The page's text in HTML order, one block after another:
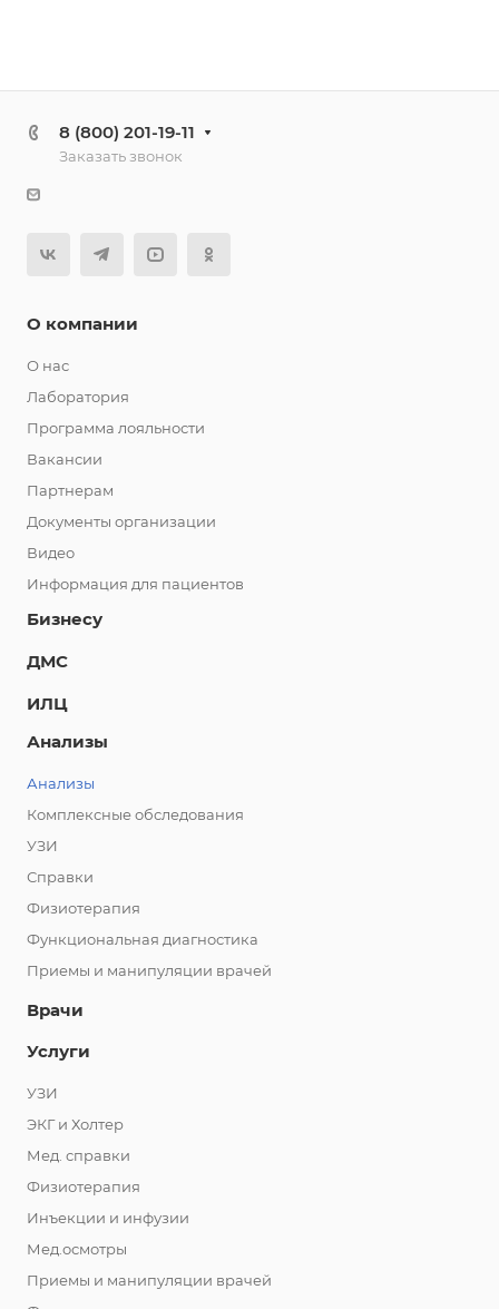
8 (800) 201-19-11
Заказать звонок
О компании
О нас
Лаборатория
Программа лояльности
Вакансии
Партнерам
Документы организации
Видео
Информация для пациентов
Бизнесу
ДМС
ИЛЦ
Анализы
Анализы
Комплексные обследования
УЗИ
Справки
Физиотерапия
Функциональная диагностика
Приемы и манипуляции врачей
Врачи
Услуги
УЗИ
ЭКГ и Холтер
Мед. справки
Физиотерапия
Инъекции и инфузии
Мед.осмотры
Приемы и манипуляции врачей